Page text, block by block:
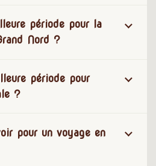
période pour la
Nord ?
période pour
?
pour un voyage en